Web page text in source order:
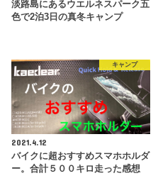
淡路島にあるウエルネスパーク五
色で2泊3日の真冬キャンプ
キャンプ
2021.4.12
バイクに超おすすめスマホホルダ
ー。合計５００キロ走った感想